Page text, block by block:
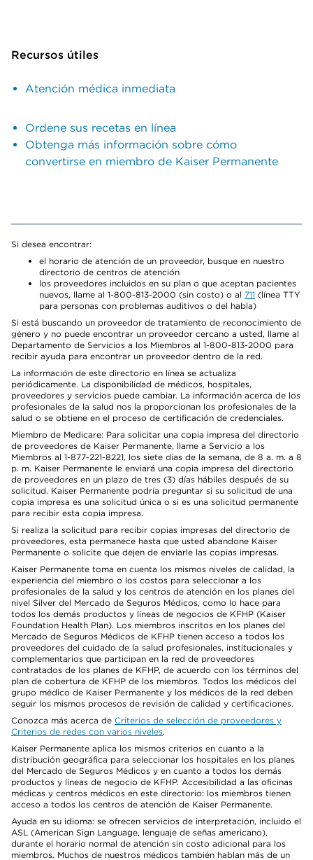
Recursos útiles
Atención médica inmediata
Ordene sus recetas en línea
Obtenga más información sobre cómo
convertirse en miembro de Kaiser Permanente
Si desea encontrar:
el horario de atención de un proveedor, busque en nuestro
directorio de centros de atención
los proveedores incluidos en su plan o que aceptan pacientes
nuevos, llame al 1-800-813-2000 (sin costo) o al 711 (línea TTY
para personas con problemas auditivos o del habla)
Si está buscando un proveedor de tratamiento de reconocimiento de
género y no puede encontrar un proveedor cercano a usted, llame al
Departamento de Servicios a los Miembros al 1-800-813-2000 para
recibir ayuda para encontrar un proveedor dentro de la red.
La información de este directorio en línea se actualiza
periódicamente. La disponibilidad de médicos, hospitales,
proveedores y servicios puede cambiar. La información acerca de los
profesionales de la salud nos la proporcionan los profesionales de la
salud o se obtiene en el proceso de certificación de credenciales.
Miembro de Medicare: Para solicitar una copia impresa del directorio
de proveedores de Kaiser Permanente, llame a Servicio a los
Miembros al 1-877-221-8221, los siete días de la semana, de 8 a. m. a 8
p. m. Kaiser Permanente le enviará una copia impresa del directorio
de proveedores en un plazo de tres (3) días hábiles después de su
solicitud. Kaiser Permanente podría preguntar si su solicitud de una
copia impresa es una solicitud única o si es una solicitud permanente
para recibir esta copia impresa.
Si realiza la solicitud para recibir copias impresas del directorio de
proveedores, esta permanece hasta que usted abandone Kaiser
Permanente o solicite que dejen de enviarle las copias impresas.
Kaiser Permanente toma en cuenta los mismos niveles de calidad, la
experiencia del miembro o los costos para seleccionar a los
profesionales de la salud y los centros de atención en los planes del
nivel Silver del Mercado de Seguros Médicos, como lo hace para
todos los demás productos y líneas de negocios de KFHP (Kaiser
Foundation Health Plan). Los miembros inscritos en los planes del
Mercado de Seguros Médicos de KFHP tienen acceso a todos los
proveedores del cuidado de la salud profesionales, institucionales y
complementarios que participan en la red de proveedores
contratados de los planes de KFHP, de acuerdo con los términos del
plan de cobertura de KFHP de los miembros. Todos los médicos del
grupo médico de Kaiser Permanente y los médicos de la red deben
seguir los mismos procesos de revisión de calidad y certificaciones.
Conozca más acerca de Criterios de selección de proveedores y
Criterios de redes con varios niveles.
Kaiser Permanente aplica los mismos criterios en cuanto a la
distribución geográfica para seleccionar los hospitales en los planes
del Mercado de Seguros Médicos y en cuanto a todos los demás
productos y líneas de negocio de KFHP. Accesibilidad a las oficinas
médicas y centros médicos en este directorio: los miembros tienen
acceso a todos los centros de atención de Kaiser Permanente.
Ayuda en su idioma: se ofrecen servicios de interpretación, incluido el
ASL (American Sign Language, lenguaje de señas americano),
durante el horario normal de atención sin costo adicional para los
miembros. Muchos de nuestros médicos también hablan más de un